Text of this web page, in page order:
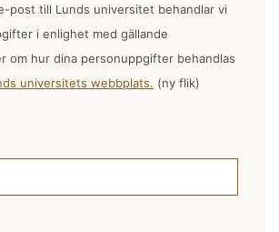
post till Lunds universitet behandlar vi
i enlighet med gällande
om hur dina personuppgifter behandlas
universitets webbplats. (ny flik)